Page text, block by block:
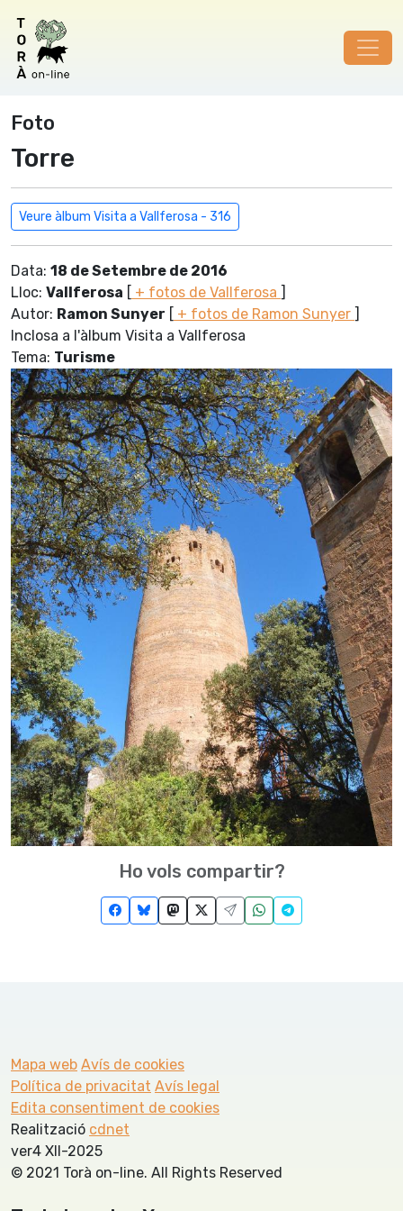
Foto
Torre
Veure àlbum Visita a Vallferosa - 316
Data: 18 de Setembre de 2016
Lloc: Vallferosa [ + fotos de Vallferosa ]
Autor: Ramon Sunyer [ + fotos de Ramon Sunyer ]
Inclosa a l'àlbum Visita a Vallferosa
Tema: Turisme
Ho vols compartir?
Mapa web Avís de cookies
Política de privacitat Avís legal
Edita consentiment de cookies
Realització cdnet
ver4 XII-2025
© 2021 Torà on-line. All Rights Reserved